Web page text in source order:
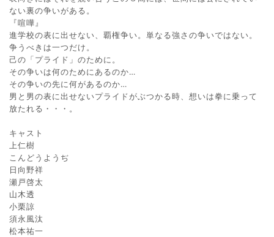
ない裏の争いがある。
『喧嘩』
進学校の表に出せない、覇権争い。単なる強さの争いではない。
争うべきは一つだけ。
己の「プライド」のために。
その争いは何のためにあるのか…
その争いの先に何があるのか…
男と男の表に出せないプライドがぶつかる時、想いは拳に乗って
放たれる・・・。
キャスト
上仁樹
こんどうようぢ
日向野祥
瀬戸啓太
山木透
小栗諒
須永風汰
松本祐一